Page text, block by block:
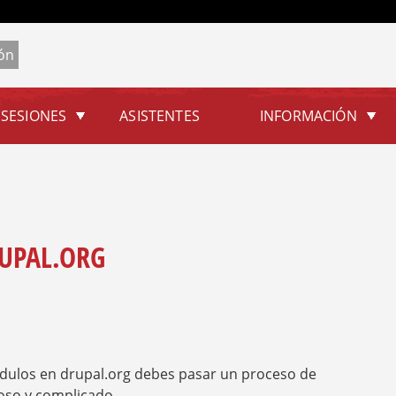
SESIONES ASISTENTES INFORMACIÓN
en drupal.org debes pasar un proceso de